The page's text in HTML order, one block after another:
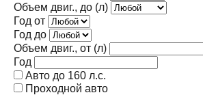
Объем двиг., до (л)
Год от
Год до
Объем двиг., от (л)
Год
Авто до 160 л.с.
Проходной авто